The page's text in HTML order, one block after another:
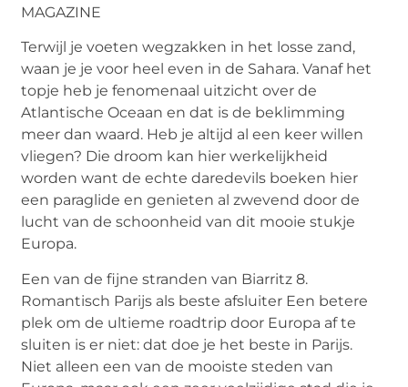
MAGAZINE
Terwijl je voeten wegzakken in het losse zand,
waan je je voor heel even in de Sahara. Vanaf het
topje heb je fenomenaal uitzicht over de
Atlantische Oceaan en dat is de beklimming
meer dan waard. Heb je altijd al een keer willen
vliegen? Die droom kan hier werkelijkheid
worden want de echte daredevils boeken hier
een paraglide en genieten al zwevend door de
lucht van de schoonheid van dit mooie stukje
Europa.
Een van de fijne stranden van Biarritz 8.
Romantisch Parijs als beste afsluiter Een betere
plek om de ultieme roadtrip door Europa af te
sluiten is er niet: dat doe je het beste in Parijs.
Niet alleen een van de mooiste steden van